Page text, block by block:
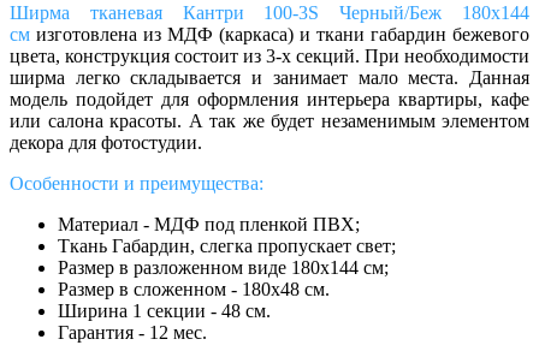
Ширма тканевая Кантри 100-3S Черный/Беж 180х144
см изготовлена из МДФ (каркаса) и ткани габардин бежевого
цвета, конструкция состоит из 3-х секций. При необходимости
ширма легко складывается и занимает мало места. Данная
модель подойдет для оформления интерьера квартиры, кафе
или салона красоты. А так же будет незаменимым элементом
декора для фотостудии.
Особенности и преимущества:
Материал - МДФ под пленкой ПВХ;
Ткань Габардин, слегка пропускает свет;
Размер в разложенном виде 180х144 см;
Размер в сложенном - 180х48 см.
Ширина 1 секции - 48 см.
Гарантия - 12 мес.